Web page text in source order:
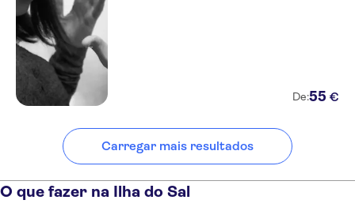
De:55 €
Carregar mais resultados
O que fazer na Ilha do Sal